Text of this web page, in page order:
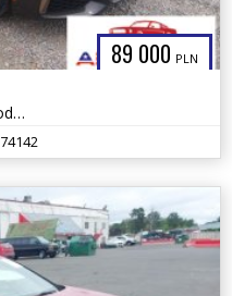
89 000 PLN
2018 BMW M550I XDRIVE, 4.4L, od ubezpieczalni
74142